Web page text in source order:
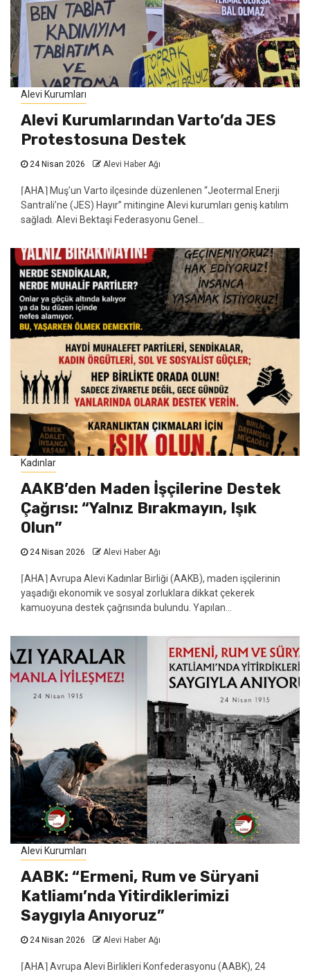
Alevi Kurumları
Alevi Kurumlarından Varto’da JES
Protestosuna Destek
24 Nisan 2026 Alevi Haber Ağı
⌈AHA⌉ Muş’un Varto ilçesinde düzenlenen “Jeotermal Enerji
Santrali’ne (JES) Hayır” mitingine Alevi kurumları geniş katılım
sağladı. Alevi Bektaşi Federasyonu Genel...
Kadınlar
AAKB’den Maden İşçilerine Destek
Çağrısı: “Yalnız Bırakmayın, Işık
Olun”
24 Nisan 2026 Alevi Haber Ağı
⌈AHA⌉ Avrupa Alevi Kadınlar Birliği (AAKB), maden işçilerinin
yaşadığı ekonomik ve sosyal zorluklara dikkat çekerek
kamuoyuna destek çağrısında bulundu. Yapılan...
Alevi Kurumları
AABK: “Ermeni, Rum ve Süryani
Katliamı’nda Yitirdiklerimizi
Saygıyla Anıyoruz”
24 Nisan 2026 Alevi Haber Ağı
⌈AHA⌉ Avrupa Alevi Birlikleri Konfederasyonu (AABK), 24